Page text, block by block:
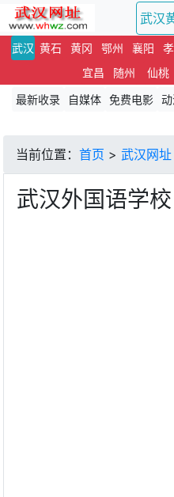
武汉
武汉 黄石 黄冈 鄂州 襄阳
宜昌
随州 仙桃
最新收录
自媒体 免费电影
当前位置： 首页 > 武汉网址
武汉外国语学校